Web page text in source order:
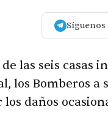
las seis casas
los Bomberos
daños